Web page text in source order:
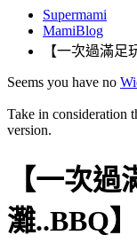
Supermami
MamiBlog
【一次過滿
Seems you have no
Take in consideration
version.
【一次
灘..BBQ